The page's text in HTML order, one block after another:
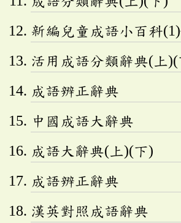
新編兒童成語小百科
活用成語分類辭典(上)(
成語辨正辭典
中國成語大辭典
成語大辭典(上)(下)
成語辨正辭典
漢英對照成語辭典